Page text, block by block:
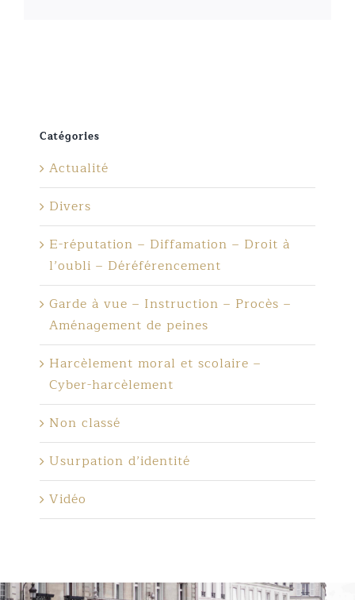
Catégories
Actualité
Divers
E-réputation – Diffamation – Droit à
l’oubli – Déréférencement
Garde à vue – Instruction – Procès –
Aménagement de peines
Harcèlement moral et scolaire –
Cyber-harcèlement
Non classé
Usurpation d’identité
Vidéo